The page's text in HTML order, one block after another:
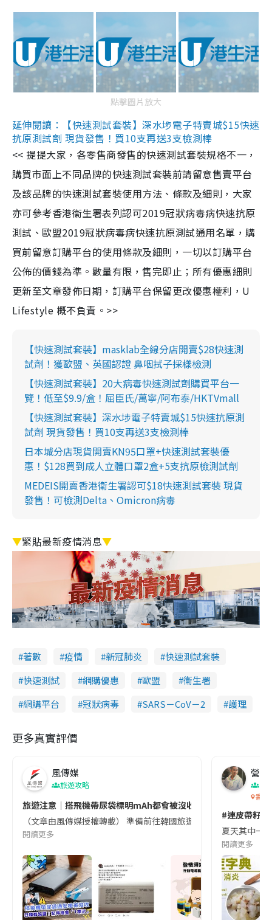
點擊圖片放大
延伸閱讀：【快速測試套裝】深水埗電子特賣城$15快速
抗原測試劑 現貨發售！買10支再送3支檢測棒
<< 提提大家，各零售商發售的快速測試套裝規格不一，
購買市面上不同品牌的快速測試套裝前請留意售賣平台
及該品牌的快速測試套裝使用方法、條款及細則，大家
亦可參考香港衞生署表列認可2019冠狀病毒病快速抗原
測試、歐盟2019冠狀病毒病快速抗原測試通用名單，購
買前留意訂購平台的使用條款及細則，一切以訂購平台
公佈的價錢為準。數量有限，售完即止；所有優惠細則
更新至文章發佈日期，訂購平台保留更改優惠權利，U
Lifestyle 概不負責。>>
【快速測試套裝】masklab全線分店開賣$28快速測
試劑！獲歐盟、英國認證 鼻咽拭子採樣檢測
【快速測試套裝】20大病毒快速測試劑購買平台一
覽！低至$9.9/盒！屈臣氏/萬寧/阿布泰/HKTVmall
【快速測試套裝】深水埗電子特賣城$15快速抗原測
試劑 現貨發售！買10支再送3支檢測棒
日本城分店現貨開賣KN95口罩+快速測試套裝優
惠！$128買到成人立體口罩2盒+5支抗原檢測試劑
MEDEIS開賣香港衛生署認可$18快速測試套裝 現貨
發售！可檢測Delta、Omicron病毒
▼緊貼最新疫情消息▼
著數 疫情 新冠肺炎
快速測試套裝
快速測試
網購優惠 歐盟
衞生署
網購平台
冠狀病毒 SARS－CoV－2 護理
更多真實評價
風傳媒
旅遊攻略
旅遊注意｜搭飛機帶尿袋標明mAh都會被沒收😱出發前切記檢查
（文章由風傳媒授權轉載） 準備前往韓國旅遊的民眾，近期要
閱讀更多
營養
香港
#連皮帶籽
夏天其中一
閱讀更多